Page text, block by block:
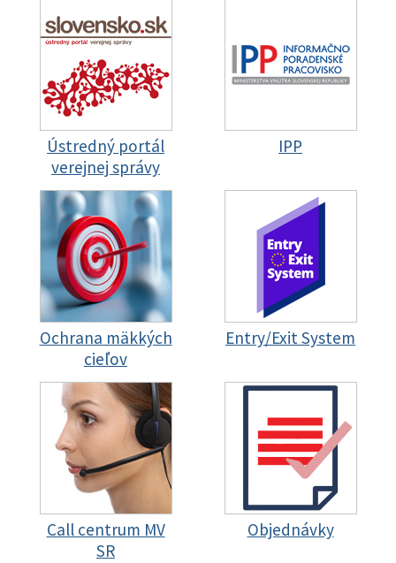
Ústredný portál
verejnej správy
IPP
Ochrana mäkkých
cieľov
Entry/Exit System
Call centrum MV
SR
Objednávky